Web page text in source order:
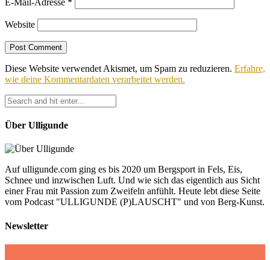
Website
Diese Website verwendet Akismet, um Spam zu reduzieren. Erfahre,
wie deine Kommentardaten verarbeitet werden.
Über Ulligunde
Auf ulligunde.com ging es bis 2020 um Bergsport in Fels, Eis,
Schnee und inzwischen Luft. Und wie sich das eigentlich aus Sicht
einer Frau mit Passion zum Zweifeln anfühlt. Heute lebt diese Seite
vom Podcast "ULLIGUNDE (P)LAUSCHT" und von Berg-Kunst.
Newsletter